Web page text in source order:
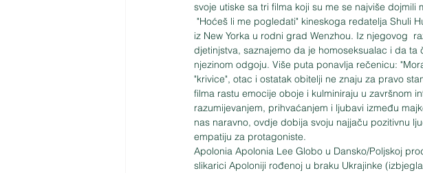
svoje utiske sa tri filma koji su me se najviše
iz New Yorka u rodni grad Wenzhou. Iz njegovog
djetinjstva, saznajemo da je homoseksualac i da
njezinom odgoju. Više puta ponavlja rečenicu:
"krivice", otac i ostatak obitelji ne znaju za pravo
filma rastu emocije oboje i kulminiraju u završnom
razumijevanjem, prihvaćanjem i ljubavi između
nas naravno, ovdje dobija svoju najjaču pozitivnu
empatiju za protagoniste.
Apolonia Apolonia Lee Globo u Dansko/Poljskoj
slikarici Apoloniji rođenoj u braku Ukrajinke